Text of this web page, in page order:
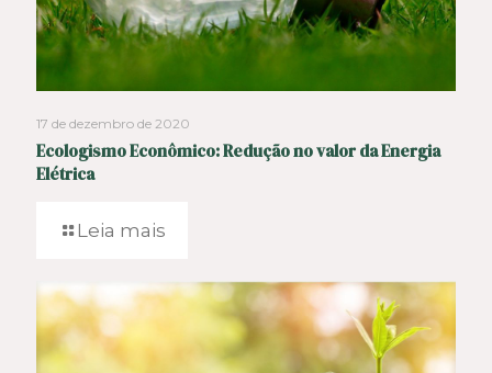
17 de dezembro de 2020
Ecologismo Econômico: Redução no valor da Energia
Elétrica
Leia mais